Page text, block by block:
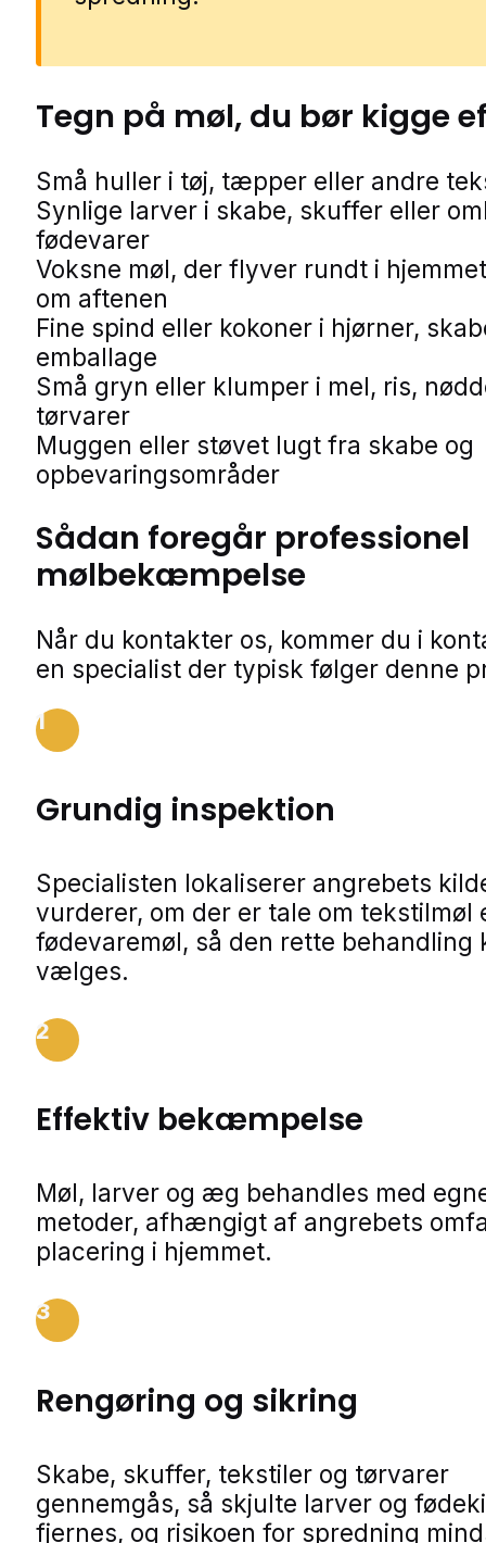
Tegn på møl, du bør kigge
Små huller i tøj, tæpper eller andre
Synlige larver i skabe, skuffer eller
fødevarer
Voksne møl, der flyver rundt i
om aftenen
Fine spind eller kokoner i hjørner,
emballage
Små gryn eller klumper i mel, ris,
tørvarer
Muggen eller støvet lugt fra skabe og
opbevaringsområder
Sådan foregår professionel
mølbekæmpelse
Når du kontakter os, kommer du i
en specialist der typisk følger denne
1
Grundig inspektion
Specialisten lokaliserer angrebets
vurderer, om der er tale om tekstilmøl
fødevaremøl, så den rette behandling
vælges.
2
Effektiv bekæmpelse
Møl, larver og æg behandles med
metoder, afhængigt af angrebets
placering i hjemmet.
3
Rengøring og sikring
Skabe, skuffer, tekstiler og tørvarer
gennemgås, så skjulte larver og
fjernes, og risikoen for spredning